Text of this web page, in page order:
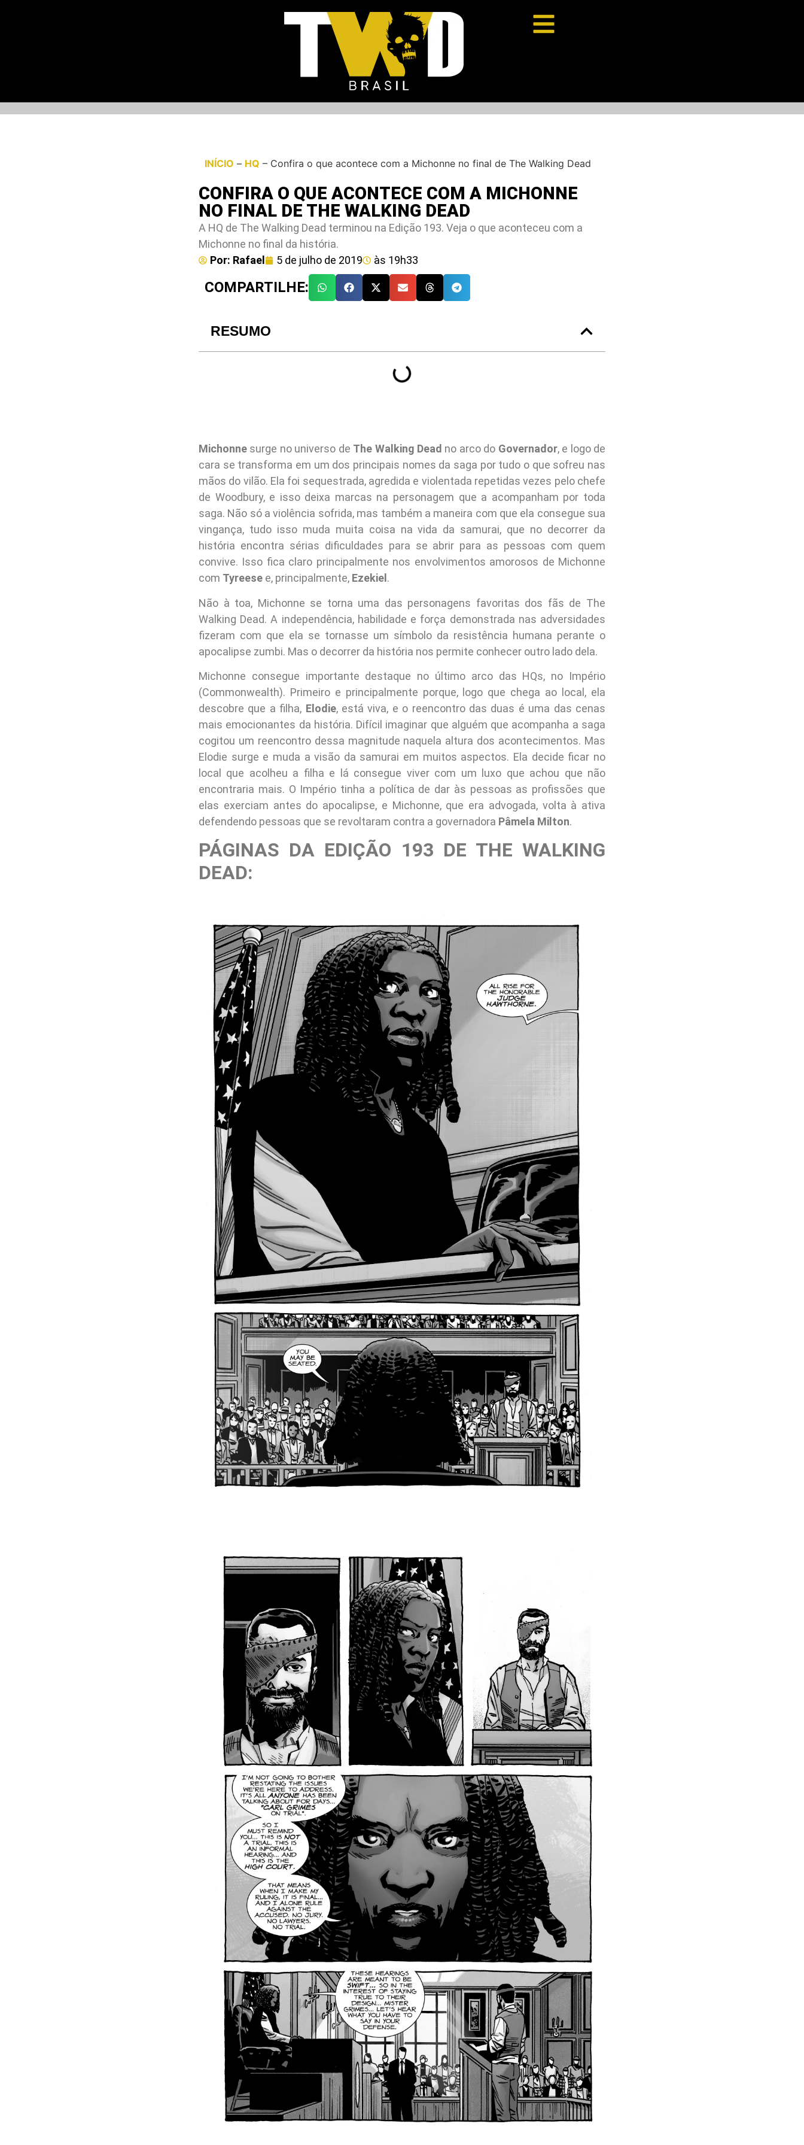
INÍCIO – HQ – Confira o que acontece com a Michonne no final de The Walking Dead
CONFIRA O QUE ACONTECE COM A MICHONNE
NO FINAL DE THE WALKING DEAD
A HQ de The Walking Dead terminou na Edição 193. Veja o que aconteceu com a
Michonne no final da história.
Por: Rafael 5 de julho de 2019 às 19h33
COMPARTILHE:
RESUMO
Michonne surge no universo de The Walking Dead no arco do Governador, e logo de
cara se transforma em um dos principais nomes da saga por tudo o que sofreu nas
mãos do vilão. Ela foi sequestrada, agredida e violentada repetidas vezes pelo chefe
de Woodbury, e isso deixa marcas na personagem que a acompanham por toda
saga. Não só a violência sofrida, mas também a maneira com que ela consegue sua
vingança, tudo isso muda muita coisa na vida da samurai, que no decorrer da
história encontra sérias dificuldades para se abrir para as pessoas com quem
convive. Isso fica claro principalmente nos envolvimentos amorosos de Michonne
com Tyreese e, principalmente, Ezekiel .
Não à toa, Michonne se torna uma das personagens favoritas dos fãs de The
Walking Dead. A independência, habilidade e força demonstrada nas adversidades
fizeram com que ela se tornasse um símbolo da resistência humana perante o
apocalipse zumbi. Mas o decorrer da história nos permite conhecer outro lado dela.
Michonne consegue importante destaque no último arco das HQs, no Império
(Commonwealth). Primeiro e principalmente porque, logo que chega ao local, ela
descobre que a filha, Elodie, está viva, e o reencontro das duas é uma das cenas
mais emocionantes da história. Difícil imaginar que alguém que acompanha a saga
cogitou um reencontro dessa magnitude naquela altura dos acontecimentos. Mas
Elodie surge e muda a visão da samurai em muitos aspectos. Ela decide ficar no
local que acolheu a filha e lá consegue viver com um luxo que achou que não
encontraria mais. O Império tinha a política de dar às pessoas as profissões que
elas exerciam antes do apocalipse, e Michonne, que era advogada, volta à ativa
defendendo pessoas que se revoltaram contra a governadora Pâmela Milton.
PÁGINAS DA EDIÇÃO 193 DE THE WALKING
DEAD: